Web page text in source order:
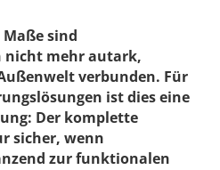
sind
nicht mehr autark,
verbunden. Für
ist dies eine
Der komplette
sicher, wenn
zur funktionalen